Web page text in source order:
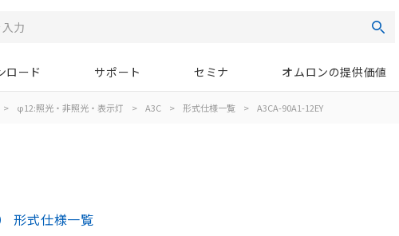
ロード サポート セミナ オムロンの提供価値
> φ12:照光・非照光・表示灯 > A3C > 形式仕様一覧 > A3CA-90A1-12EY
形式仕様一覧